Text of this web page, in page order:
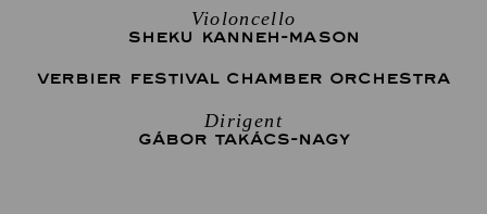
Violoncello
SHEKU KANNEH-MASON
VERBIER FESTIVAL CHAMBER ORCHESTRA
Dirigent
GÁBOR TAKÁCS-NAGY